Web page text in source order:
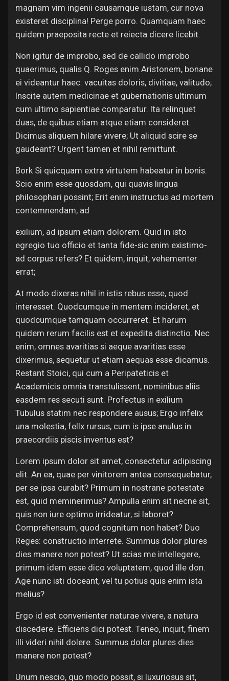
magnam vim ingenii causamque iustam, cur nova
existeret disciplina! Perge porro. Quamquam haec
quidem praeposita recte et reiecta dicere licebit.
Non igitur de improbo, sed de callido improbo
quaerimus, qualis Q. Roges enim Aristonem, bonane
ei videantur haec: vacuitas doloris, divitiae, valitudo;
Inscite autem medicinae et gubernationis ultimum
cum ultimo sapientiae comparatur. Ita relinquet
duas, de quibus etiam atque etiam consideret.
Dicimus aliquem hilare vivere; Ut aliquid scire se
gaudeant? Urgent tamen et nihil remittunt.
Bork Si quicquam extra virtutem habeatur in bonis.
Scio enim esse quosdam, qui quavis lingua
philosophari possint; Erit enim instructus ad mortem
contemnendam, ad
exilium, ad ipsum etiam dolorem. Quid in isto
egregio tuo officio et tanta fide-sic enim existimo-
ad corpus refers? Et quidem, inquit, vehementer
errat;
At modo dixeras nihil in istis rebus esse, quod
interesset. Quodcumque in mentem incideret, et
quodcumque tamquam occurreret. Et harum
quidem rerum facilis est et expedita distinctio. Nec
enim, omnes avaritias si aeque avaritias esse
dixerimus, sequetur ut etiam aequas esse dicamus.
Restant Stoici, qui cum a Peripateticis et
Academicis omnia transtulissent, nominibus aliis
easdem res secuti sunt. Profectus in exilium
Tubulus statim nec respondere ausus; Ergo infelix
una molestia, fellx rursus, cum is ipse anulus in
praecordiis piscis inventus est?
Lorem ipsum dolor sit amet, consectetur adipiscing
elit. An ea, quae per vinitorem antea consequebatur,
per se ipsa curabit? Primum in nostrane potestate
est, quid meminerimus? Ampulla enim sit necne sit,
quis non iure optimo irrideatur, si laboret?
Comprehensum, quod cognitum non habet? Duo
Reges: constructio interrete. Summus dolor plures
dies manere non potest? Ut scias me intellegere,
primum idem esse dico voluptatem, quod ille don.
Age nunc isti doceant, vel tu potius quis enim ista
melius?
Ergo id est convenienter naturae vivere, a natura
discedere. Efficiens dici potest. Teneo, inquit, finem
illi videri nihil dolere. Summus dolor plures dies
manere non potest?
Unum nescio, quo modo possit, si luxuriosus sit,